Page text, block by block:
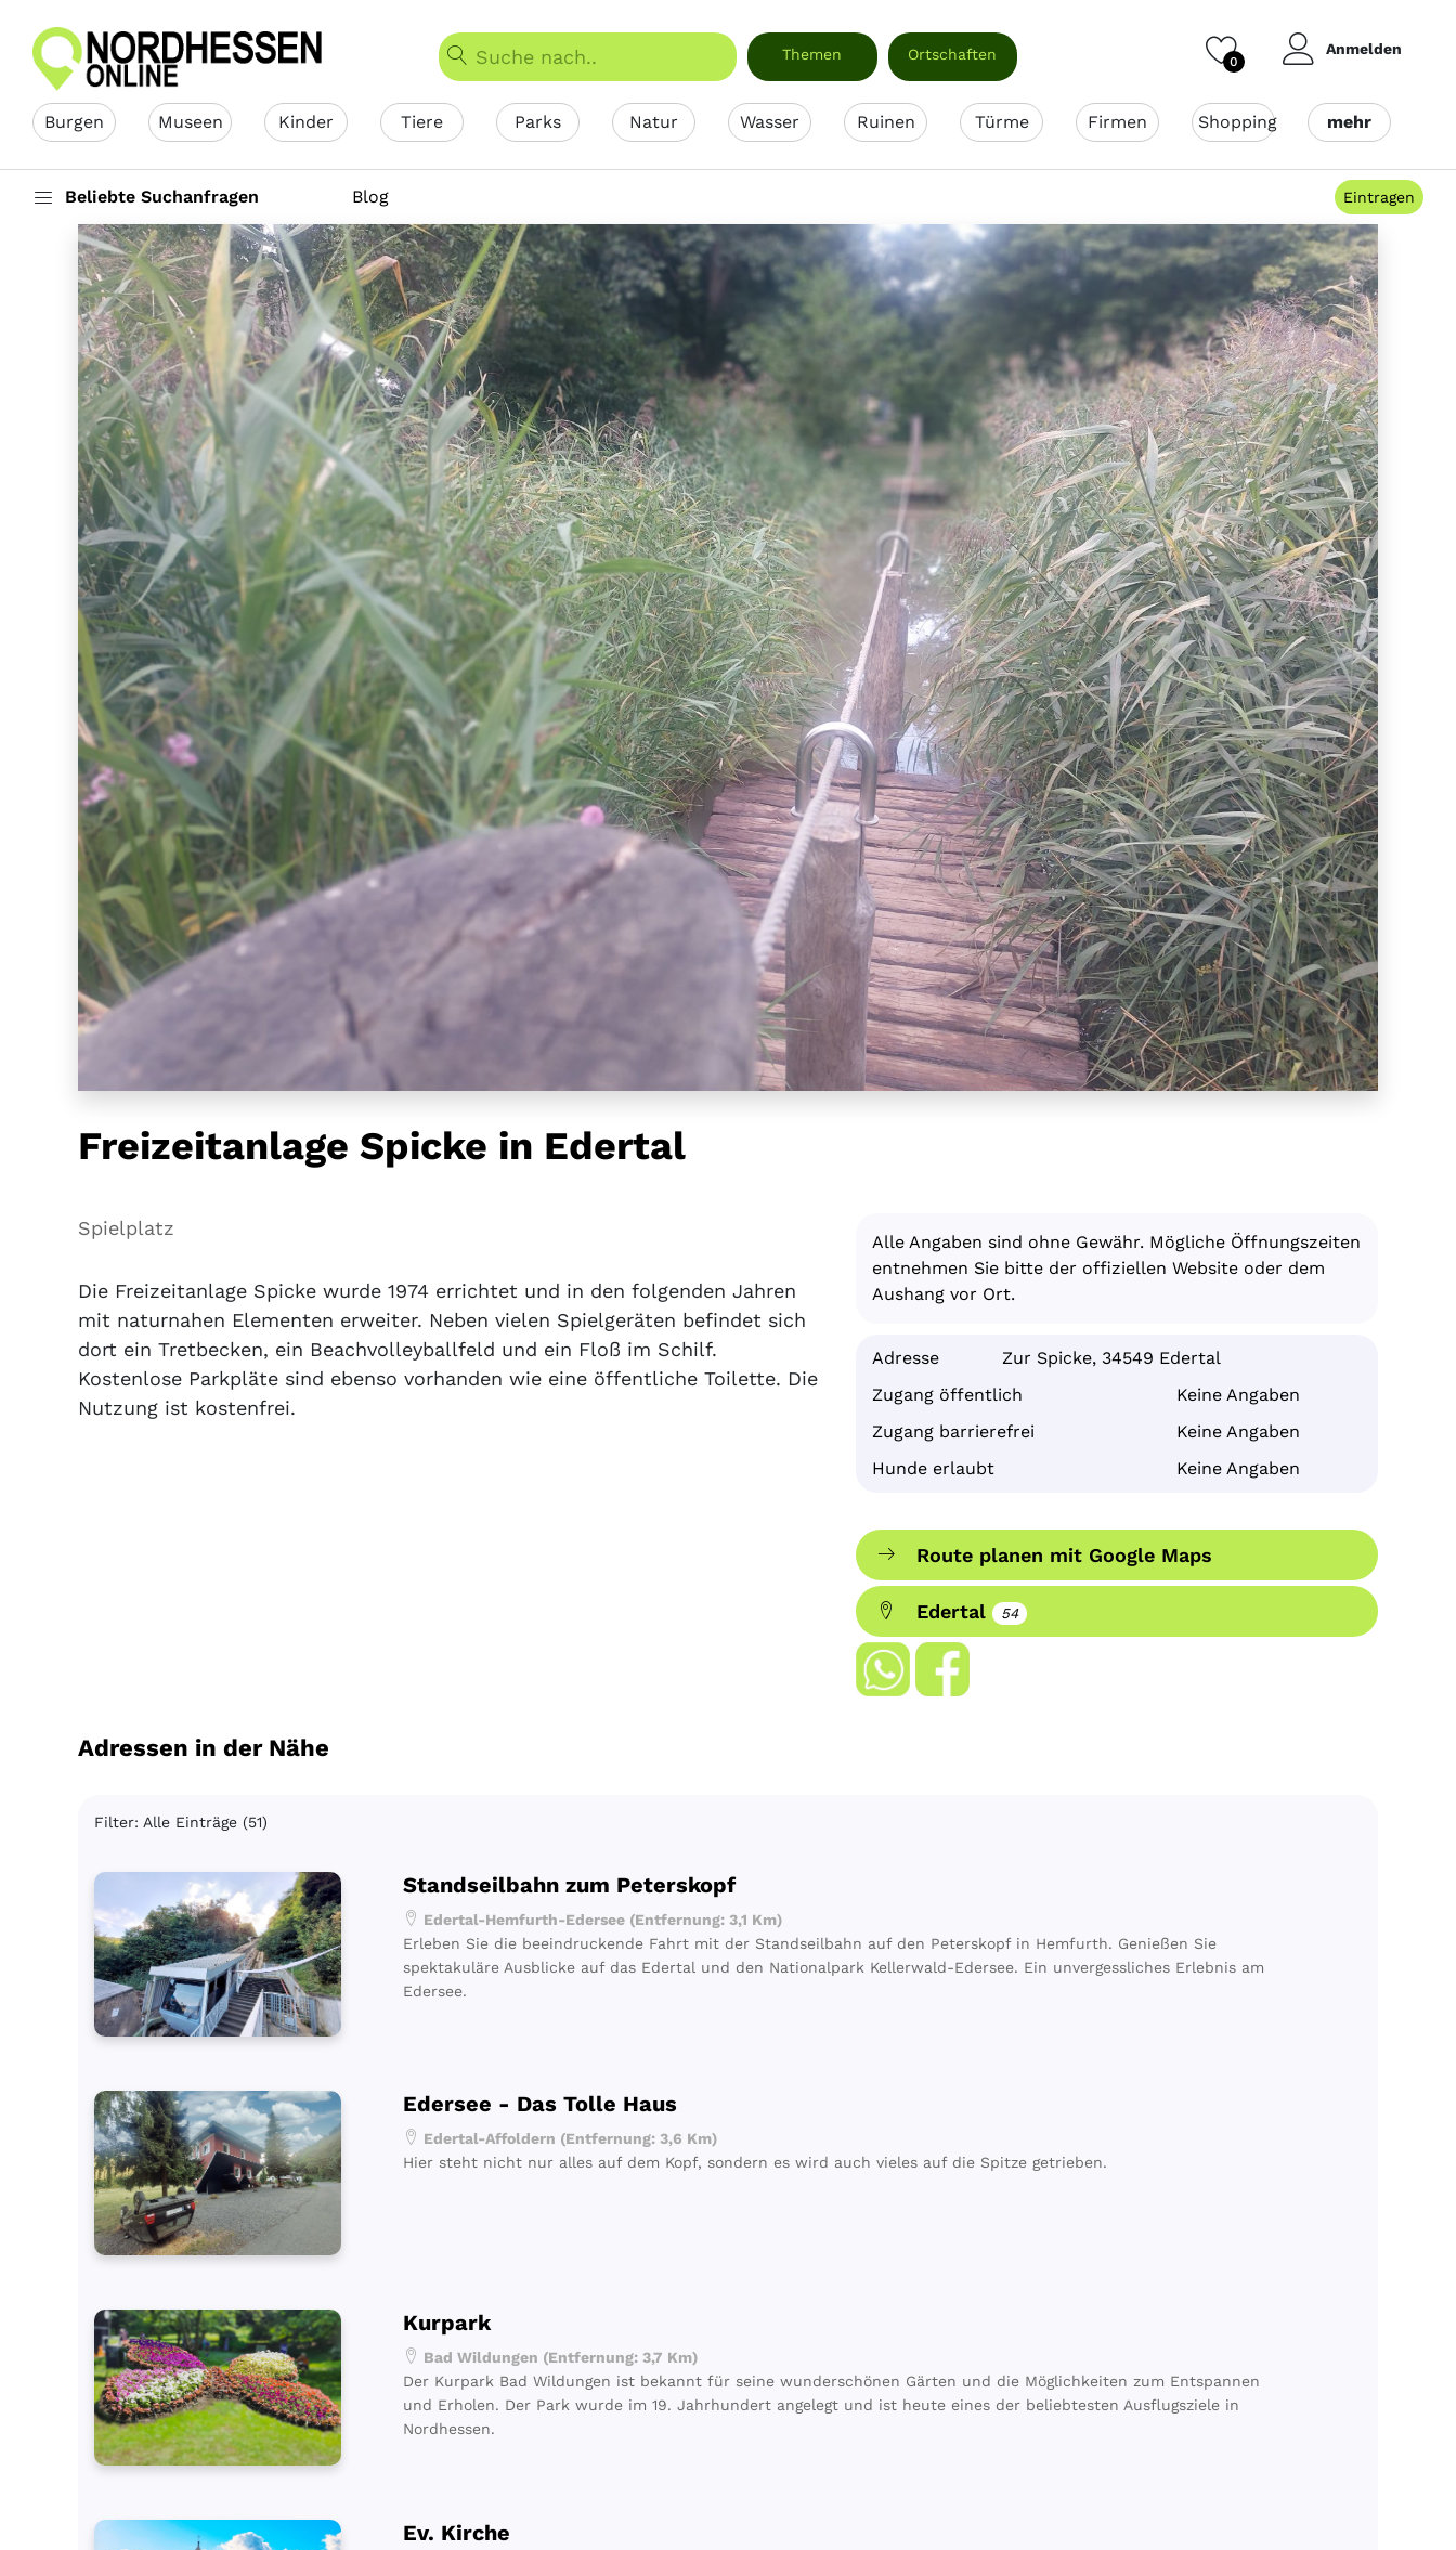
Themen Ortschaften 0
Anmelden
Burgen Museen Kinder Tiere Parks Natur Wasser Ruinen Türme Firmen Shopping mehr
Beliebte Suchanfragen Blog Eintragen
Freizeitanlage Spicke in Edertal
Spielplatz
Die Freizeitanlage Spicke wurde 1974 errichtet und in den folgenden Jahren
mit naturnahen Elementen erweiter. Neben vielen Spielgeräten befindet sich
dort ein Tretbecken, ein Beachvolleyballfeld und ein Floß im Schilf.
Kostenlose Parkpläte sind ebenso vorhanden wie eine öffentliche Toilette. Die
Nutzung ist kostenfrei.
Alle Angaben sind ohne Gewähr. Mögliche Öffnungszeiten
entnehmen Sie bitte der offiziellen Website oder dem
Aushang vor Ort.
Adresse
Zur Spicke, 34549 Edertal
Zugang öffentlich
Keine Angaben
Zugang barrierefrei
Keine Angaben
Hunde erlaubt
Keine Angaben
Route planen mit Google Maps
Edertal 54
Adressen in der Nähe
Filter: Alle Einträge (51)
Standseilbahn zum Peterskopf
Edertal-Hemfurth-Edersee (Entfernung: 3,1 Km)
Erleben Sie die beeindruckende Fahrt mit der Standseilbahn auf den Peterskopf in Hemfurth. Genießen Sie
spektakuläre Ausblicke auf das Edertal und den Nationalpark Kellerwald-Edersee. Ein unvergessliches Erlebnis am
Edersee.
Edersee - Das Tolle Haus
Edertal-Affoldern (Entfernung: 3,6 Km)
Hier steht nicht nur alles auf dem Kopf, sondern es wird auch vieles auf die Spitze getrieben.
Kurpark
Bad Wildungen (Entfernung: 3,7 Km)
Der Kurpark Bad Wildungen ist bekannt für seine wunderschönen Gärten und die Möglichkeiten zum Entspannen
und Erholen. Der Park wurde im 19. Jahrhundert angelegt und ist heute eines der beliebtesten Ausflugsziele in
Nordhessen.
Ev. Kirche